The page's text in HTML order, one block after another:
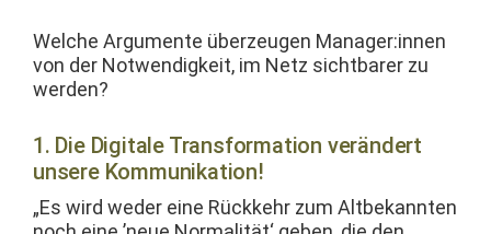
Welche Argu­mente überzeu­gen Manager:innen
von der Notwendigkeit, im Netz sicht­bar­er zu
werden?
1. Die Digitale Transformation verändert
unsere Kommunikation!
„Es wird wed­er eine Rück­kehr zum Alt­bekan­nten